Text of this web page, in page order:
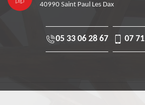
40990 Saint Paul Les Dax
05 33 06 28 67 07